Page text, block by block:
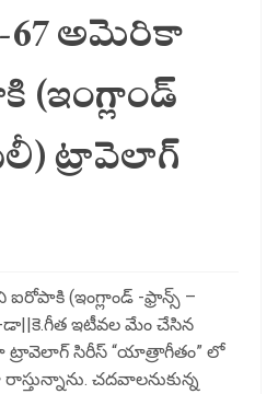
అమెరికా
(ఇంగ్లాండ్
ట్రావెలాగ్
(ఇంగ్లాండ్ -ఫ్రాన్స్ –
ఇటీవల మేం చేసిన
సిరీస్ “యాత్రాగీతం” లో
చదవాలనుకున్న